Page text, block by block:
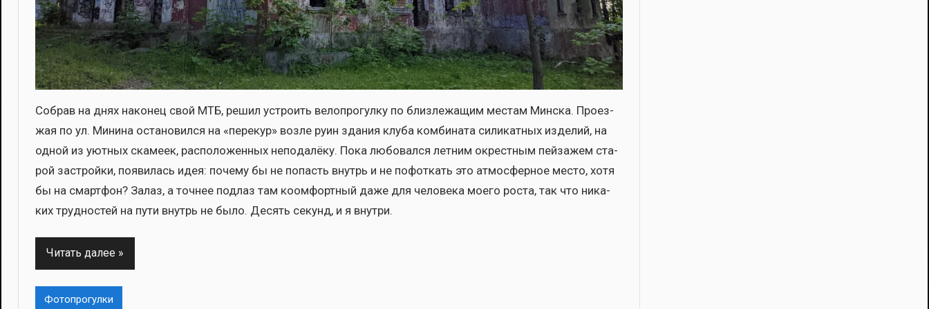
Собрав на днях нако­нец свой МТБ, решил устро­ить вело­про­гул­ку по близ­ле­жа­щим местам Мин­ска. Про­ез­
жая по ул. Мини­на оста­но­вил­ся на «пере­кур» воз­ле руин зда­ния клу­ба ком­би­на­та сили­кат­ных изде­лий, на
одной из уют­ных ска­ме­ек, рас­по­ло­жен­ных непо­да­лё­ку. Пока любо­вал­ся лет­ним окрест­ным пей­за­жем ста­
рой застрой­ки, появи­лась идея: поче­му бы не попасть внутрь и не пофот­кать это атмо­сфер­ное место, хотя
бы на смарт­фон? Залаз, а точ­нее под­лаз там коом­форт­ный даже для чело­ве­ка мое­го роста, так что ника­
ких труд­но­стей на пути внутрь не было. Десять секунд, и я внут­ри.
Читать далее
Фотопрогулки